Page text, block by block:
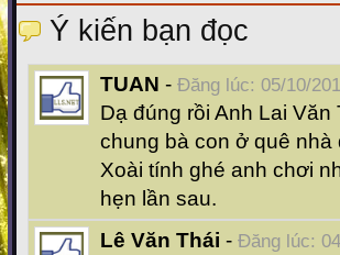
Ý kiến bạn đọc
TUAN - Đăng lúc: 05/10/
Dạ đúng rồi Anh Lai
chung bà con ở quê
Xoài tính ghé anh chơi
hẹn lần sau.
Lê Văn Thái - Đăng lúc: